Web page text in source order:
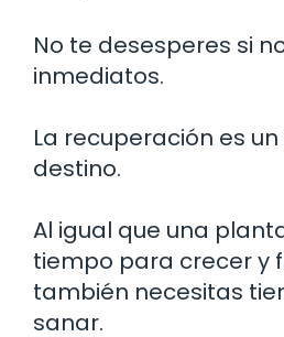
No te desesperes si
inmediatos.
La recuperación es un
destino.
Al igual que una
tiempo para crecer y
también necesitas
sanar.